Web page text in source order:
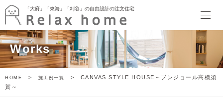
「大府」「東海」「刈谷」の自由設計の注文住宅
HOME
最新情報
イベント
暮らしのトピックス
Relax home ブログ
「大府」「東海」「刈谷」の自由設計の注文住宅
Works
HOME > 施工例一覧
> CANVAS STYLE HOUSE～ブンジョール高横須
賀～